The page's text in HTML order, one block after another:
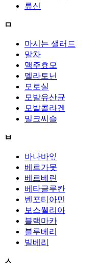
류신
ㅁ
마시는 샐러드
말차
맥주효모
멜라토닌
모로실
모발유산균
모발콜라겐
밀크씨슬
ㅂ
바나바잎
베르가못
베르베린
베타글루칸
벤포티아민
보스웰리아
블랙마카
블루베리
빌베리
ㅅ